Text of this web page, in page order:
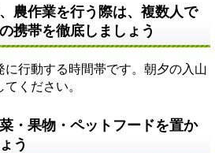
農作業を行う際は、複数人で
携帯を徹底しましょう
行動する時間帯です。朝夕の入山
ください。
・果物・ペットフードを置か
う